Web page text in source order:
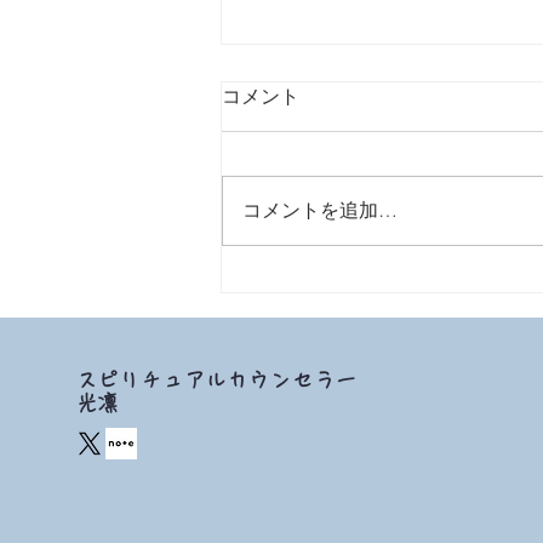
コメント
コメントを追加…
スピリチュアルカウンセラー
​光凛